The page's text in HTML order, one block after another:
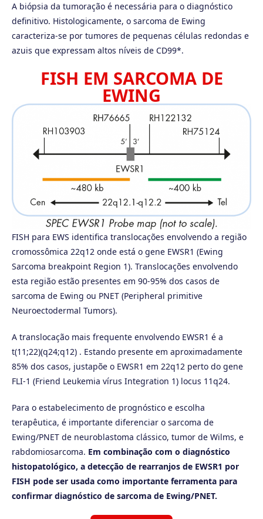
A biópsia da tumoração é necessária para o diagnóstico
definitivo. Histologicamente, o sarcoma de Ewing
caracteriza-se por tumores de pequenas células redondas e
azuis que expressam altos níveis de CD99*.
FISH EM SARCOMA DE
EWING
FISH para EWS identifica translocações envolvendo a região
cromossômica 22q12 onde está o gene EWSR1 (Ewing
Sarcoma breakpoint Region 1). Translocações envolvendo
esta região estão presentes em 90-95% dos casos de
sarcoma de Ewing ou PNET (Peripheral primitive
Neuroectodermal Tumors).
A translocação mais frequente envolvendo EWSR1 é a
t(11;22)(q24;q12) . Estando presente em aproximadamente
85% dos casos, justapõe o EWSR1 em 22q12 perto do gene
FLI-1 (Friend Leukemia vírus Integration 1) locus 11q24.
Para o estabelecimento de prognóstico e escolha
terapêutica, é importante diferenciar o sarcoma de
Ewing/PNET de neuroblastoma clássico, tumor de Wilms, e
rabdomiosarcoma. Em combinação com o diagnóstico
histopatológico, a detecção de rearranjos de EWSR1 por
FISH pode ser usada como importante ferramenta para
confirmar diagnóstico de sarcoma de Ewing/PNET.